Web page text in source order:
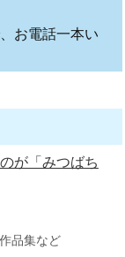
お電話一本い
が「みつばち
品集など